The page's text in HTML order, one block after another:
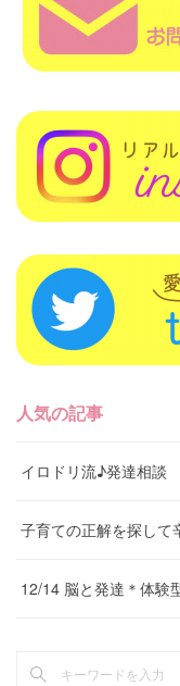
人気の記事
イロドリ流♪発達相談
子育ての正解を探して
12/14 脳と発達＊体験